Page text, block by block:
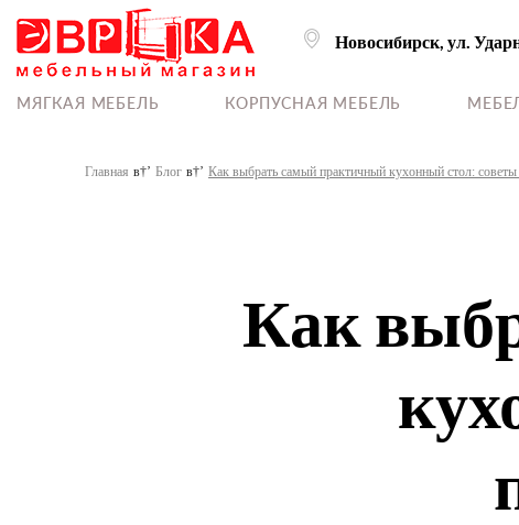
Новосибирск, ул.
МЯГКАЯ МЕБЕЛЬ КОРПУСНАЯ МЕБЕЛЬ
Главная Блог Как выбрать самый практичный кухонный стол: советы
Как